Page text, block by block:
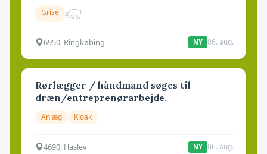
Grise
6950, Ringkøbing NY 06. aug.
Rørlægger / håndmand søges til
dræn/entreprenørarbejde.
Anlæg Kloak
4690, Haslev NY 06. aug.